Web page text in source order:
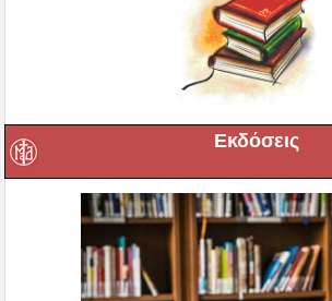
Εκδόσεις